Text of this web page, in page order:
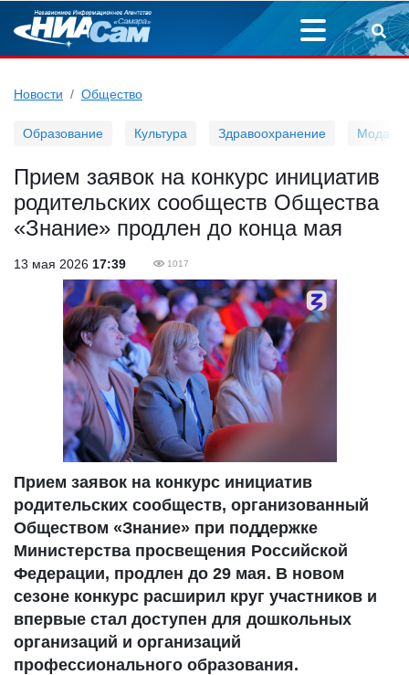
Новости Общество
Образование Культура Здравоохранение Мода
Прием заявок на конкурс инициатив
родительских сообществ Общества
«Знание» продлен до конца мая
13 мая 2026 17:39 1017
Прием заявок на конкурс инициатив
родительских сообществ, организованный
Обществом «Знание» при поддержке
Министерства просвещения Российской
Федерации, продлен до 29 мая. В новом
сезоне конкурс расширил круг участников и
впервые стал доступен для дошкольных
организаций и организаций
профессионального образования.